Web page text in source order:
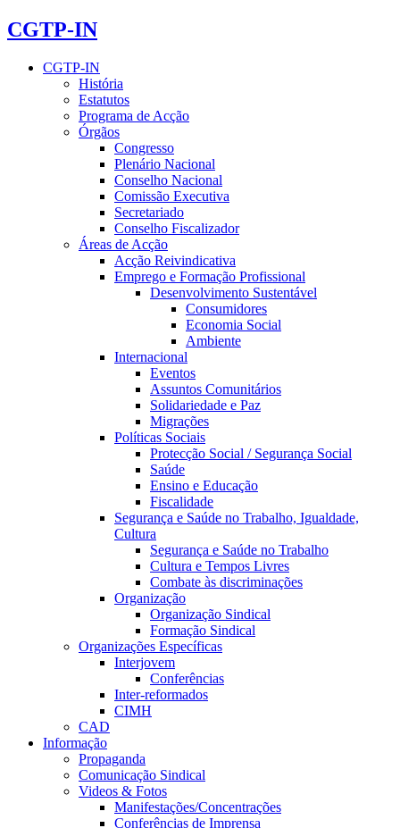
CGTP-IN
CGTP-IN
História
Estatutos
Programa de Acção
Órgãos
Congresso
Plenário Nacional
Conselho Nacional
Comissão Executiva
Secretariado
Conselho Fiscalizador
Áreas de Acção
Acção Reivindicativa
Emprego e Formação Profissional
Desenvolvimento Sustentável
Consumidores
Economia Social
Ambiente
Internacional
Eventos
Assuntos Comunitários
Solidariedade e Paz
Migrações
Políticas Sociais
Protecção Social / Segurança Social
Saúde
Ensino e Educação
Fiscalidade
Segurança e Saúde no Trabalho, Igualdade,
Cultura
Segurança e Saúde no Trabalho
Cultura e Tempos Livres
Combate às discriminações
Organização
Organização Sindical
Formação Sindical
Organizações Específicas
Interjovem
Conferências
Inter-reformados
CIMH
CAD
Informação
Propaganda
Comunicação Sindical
Videos & Fotos
Manifestações/Concentrações
Conferências de Imprensa